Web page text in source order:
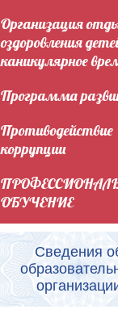
Организация
оздоровления
каникулярное
Программа
Противодействие
коррупции
ОБУЧЕНИЕ
Сведения